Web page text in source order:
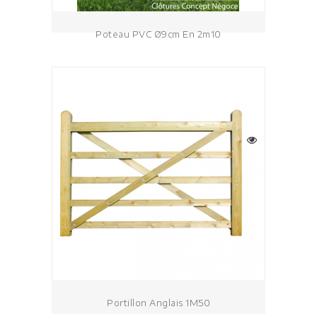
Poteau PVC Ø9cm En 2m10
Portillon Anglais 1M50